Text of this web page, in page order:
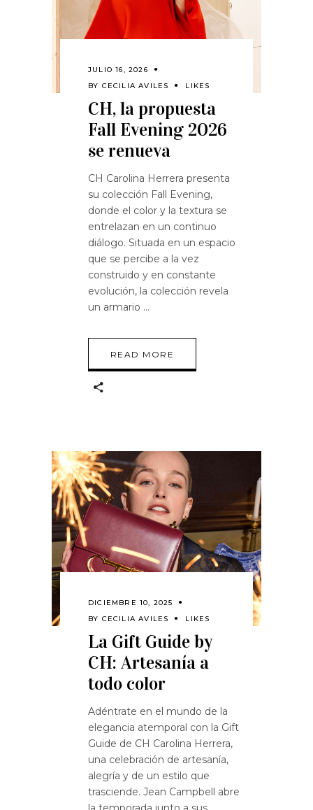
JULIO 16, 2026
BY CECILIA AVILES LIKES
CH, la propuesta
Fall Evening 2026
se renueva
CH Carolina Herrera presenta
su colección Fall Evening,
donde el color y la textura se
entrelazan en un continuo
diálogo. Situada en un espacio
que se percibe a la vez
construido y en constante
evolución, la colección revela
un armario
READ MORE
DICIEMBRE 10, 2025
BY CECILIA AVILES LIKES
La Gift Guide by
CH: Artesanía a
todo color
Adéntrate en el mundo de la
elegancia atemporal con la Gift
Guide de CH Carolina Herrera,
una celebración de artesanía,
alegría y de un estilo que
trasciende. Jean Campbell abre